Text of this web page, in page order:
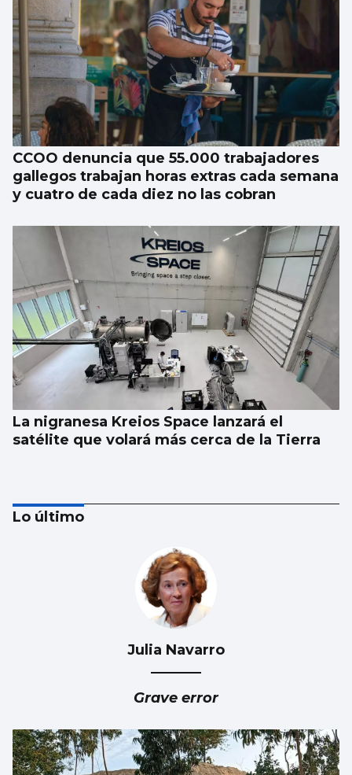
CCOO denuncia que 55.000 trabajadores
gallegos trabajan horas extras cada semana
y cuatro de cada diez no las cobran
La nigranesa Kreios Space lanzará el
satélite que volará más cerca de la Tierra
Lo último
Julia Navarro
Grave error